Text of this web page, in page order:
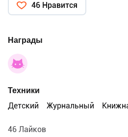
46 Нравится
Награды
Техники
Детский
Журнальный
46 Лайков